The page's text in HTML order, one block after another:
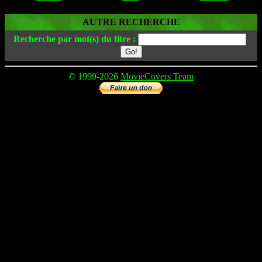
AUTRE RECHERCHE
Recherche par mot(s) du titre :
© 1999-2026 MovieCovers Team